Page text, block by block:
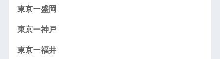
東京ー盛岡
東京ー神戸
東京ー福井